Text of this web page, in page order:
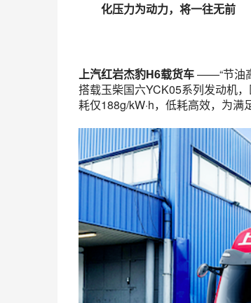
化压力为动力， 将一往无前
上汽红岩杰豹H6载货车——“节油
搭载玉柴国六YCK05系列发动机
耗仅188g/kW·h，低耗高效，为满